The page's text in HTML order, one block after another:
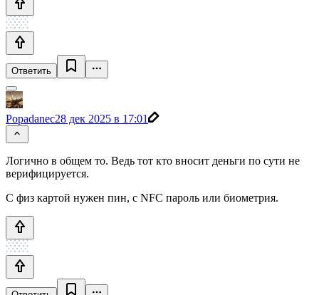
Ответить
Popadanec28 дек 2025 в 17:01
Логично в общем то. Ведь тот кто вносит деньги по сути не
верифицируется.
С физ картой нужен пин, с NFC пароль или биометрия.